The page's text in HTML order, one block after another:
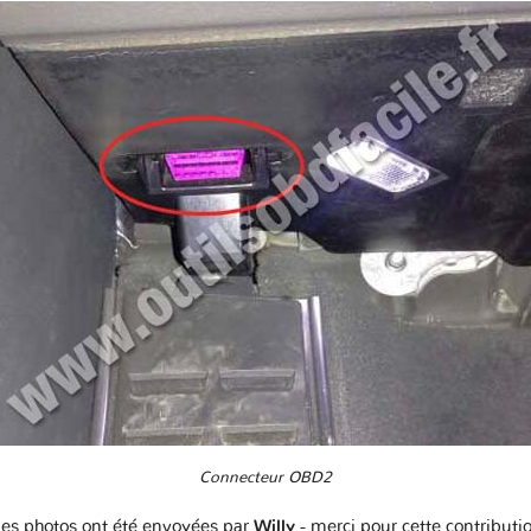
Connecteur OBD2
photos ont été envoyées par Willy - merci pour cette